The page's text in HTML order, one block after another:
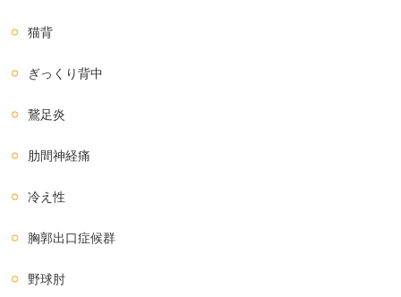
猫背
ぎっくり背中
鵞足炎
肋間神経痛
冷え性
胸郭出口症候群
野球肘